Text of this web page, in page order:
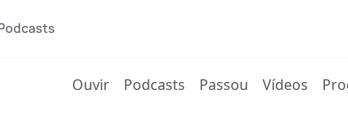
Ouvir(current)
Podcasts Passou Vídeos